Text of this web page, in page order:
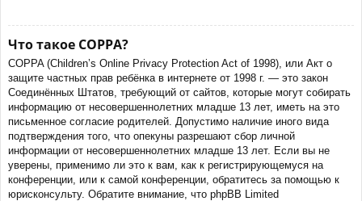
Что такое COPPA?
COPPA (Children’s Online Privacy Protection Act of 1998), или Акт о
защите частных прав ребёнка в интернете от 1998 г. — это закон
Соединённых Штатов, требующий от сайтов, которые могут собирать
информацию от несовершеннолетних младше 13 лет, иметь на это
письменное согласие родителей. Допустимо наличие иного вида
подтверждения того, что опекуны разрешают сбор личной
информации от несовершеннолетних младше 13 лет. Если вы не
уверены, применимо ли это к вам, как к регистрирующемуся на
конференции, или к самой конференции, обратитесь за помощью к
юрисконсульту. Обратите внимание, что phpBB Limited